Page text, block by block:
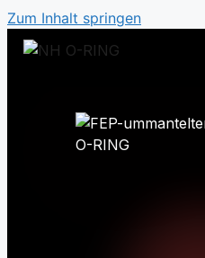
Zum Inhalt springen